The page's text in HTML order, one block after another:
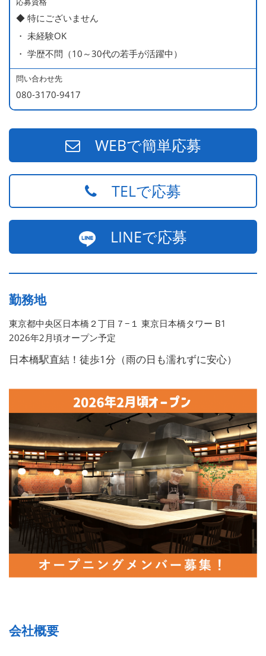
450万円／社員（20代・入社1年目・入籍予定のパートナ
ー持ち）
490万円／店長代理（20代・入社2年目・入社後に結婚。
ラブラブな新婚さん）
540万円／店長（20代・入社3年目・ 育休取得して、更に
やる気MAXの2児のお父さん）
670万円／統括店長（30代・入社7年目・中学生の長男筆
頭に3人の子供を持つ一家の大黒柱）
◆ 特にございません
・ 未経験OK
・ 学歴不問（10～30代の若手が活躍中）
問い合わせ先
080-3170-9417
WEBで簡単応募
TELで応募
LINEで応募
勤務地
東京都中央区日本橋２丁目７−１ 東京日本橋タワー B1
2026年2月頃オープン予定
日本橋駅直結！徒歩1分（雨の日も濡れずに安心）
会社概要